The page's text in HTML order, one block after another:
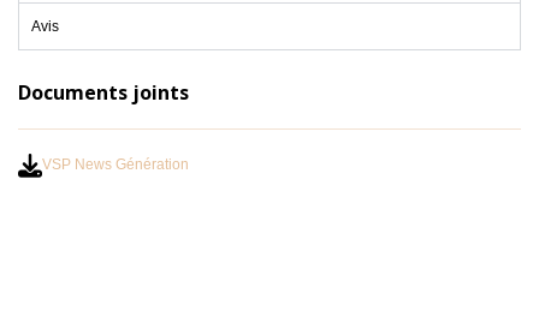
Avis
Documents joints
VSP News Génération